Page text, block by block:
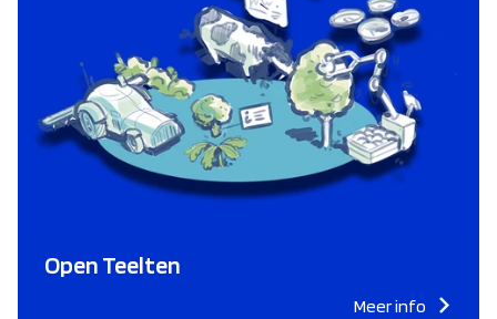
Open Teelten
Meer info